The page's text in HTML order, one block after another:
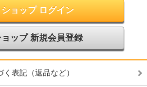
ショップ ログイン
ョップ 新規会員登録
表記（返品など）